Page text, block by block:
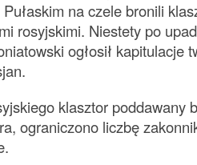
na czele bronili
rosyjskimi. Niestety po
ogłosił kapitulacje
klasztor poddawany
ograniczono liczbę